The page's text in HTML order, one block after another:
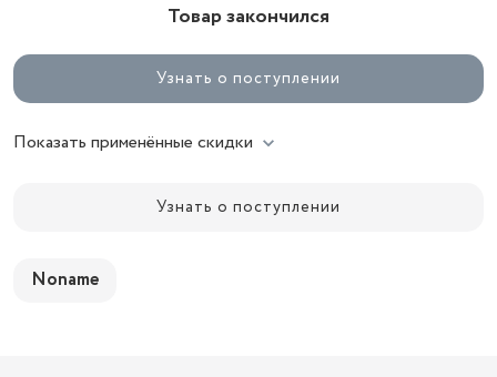
Товар закончился
Узнать о поступлении
Показать применённые скидки
Узнать о поступлении
Noname